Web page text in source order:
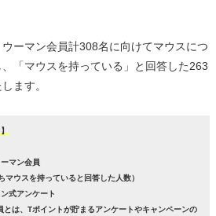
ーマン会員計308名に向けてマウスにつ
「マウスを持っている」と回答した263
ます。
マン会員
ウスを持っていると回答した人数）
式アンケート
は、Tポイントが貯まるアンケートやキャンペーンの